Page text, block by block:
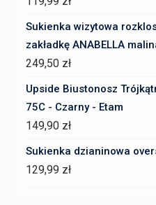
Sukienka wizytowa
zakładkę ANABELLA
249,50 zł
Upside Biustonosz
75C - Czarny - Etam
149,90 zł
Sukienka dzianinowa
129,99 zł